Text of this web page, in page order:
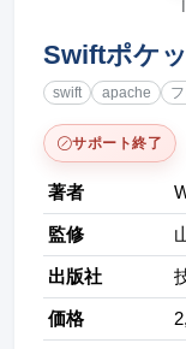
Swiftポケ
swift apache
サポート終了
著者
監修
出版社
価格